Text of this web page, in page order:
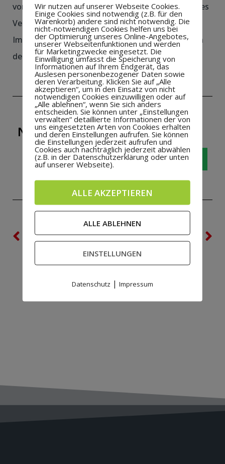
von dieser mit viel Herzblut organisieren Aktion des
Vereins.
Im Anschluss wurde das Bundesligaspiel zwischen
dem VFL Wolfsburg und dem HSV besucht.
NEUIGKEIT WEITERSAGEN!
VORHERIGE
Generalversammlung des Heseper SV
NÄCHSTE
Der HSV sagt DANKE
Wir nutzen auf unserer Webseite Cookies.
Einige Cookies sind notwendig (z.B. für den
Warenkorb) andere sind nicht notwendig. Die
nicht-notwendigen Cookies helfen uns bei
der Optimierung unseres Online-Angebotes,
unserer Webseitenfunktionen und werden
für Marketingzwecke eingesetzt. Die
Einwilligung umfasst die Speicherung von
Informationen auf Ihrem Endgerät, das
Auslesen personenbezogener Daten sowie
deren Verarbeitung. Klicken Sie auf „Alle
akzeptieren“, um in den Einsatz von nicht
notwendigen Cookies einzuwilligen oder auf
„Alle ablehnen“, wenn Sie sich anders
entscheiden. Sie können unter „Einstellungen
verwalten“ detaillierte Informationen der von
uns eingesetzten Arten von Cookies erhalten
und deren Einstellungen aufrufen. Sie können
die Einstellungen jederzeit aufrufen und
Cookies auch nachträglich jederzeit abwählen
(z.B. in der Datenschutzerklärung oder unten
auf unserer Webseite).
ALLE AKZEPTIEREN
ALLE ABLEHNEN
EINSTELLUNGEN
Datenschutz | Impressum